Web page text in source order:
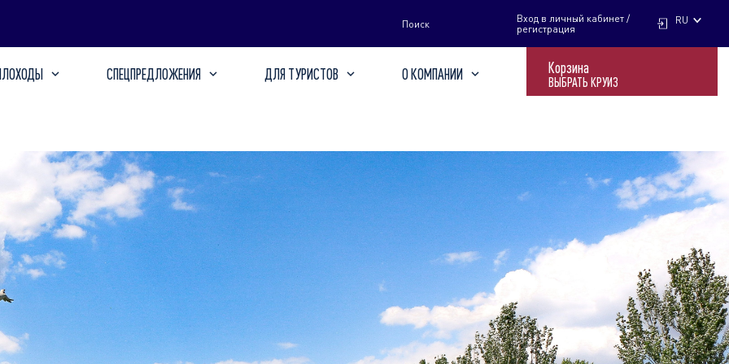
Поиск
Вход в личный кабинет /
регистрация
RU
СПЕЦПРЕДЛОЖЕНИЯ ДЛЯ ТУРИСТОВ О КОМПАНИИ Корзина
ВЫБРАТЬ КРУИЗ